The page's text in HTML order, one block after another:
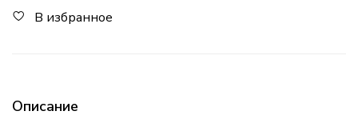
В избранное
Описание